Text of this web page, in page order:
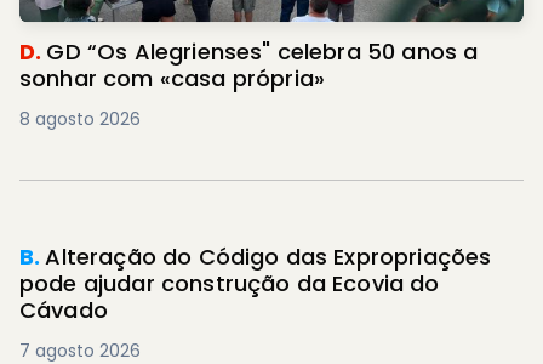
D. GD “Os Alegrienses" celebra 50 anos a
sonhar com «casa própria»
8 agosto 2026
B.Alteração do Código das Expropriações
pode ajudar construção da Ecovia do
Cávado
7 agosto 2026